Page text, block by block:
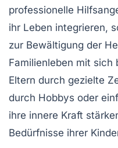
professionelle
ihr Leben integrieren,
zur Bewältigung der
Familienleben mit sich
Eltern durch gezielte
durch Hobbys oder
ihre innere Kraft
Bedürfnisse ihrer